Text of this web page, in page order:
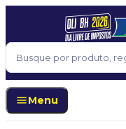
Pular para o conteúdo
Buscar
Menu